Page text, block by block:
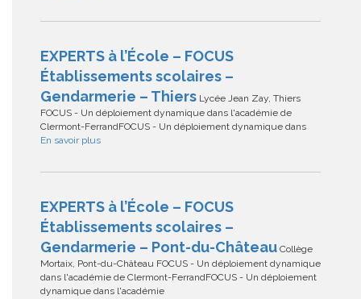
EXPERTS à l’École – FOCUS
Établissements scolaires –
Gendarmerie – Thiers Lycée Jean Zay, Thiers
FOCUS - Un déploiement dynamique dans l'académie de
Clermont-FerrandFOCUS - Un déploiement dynamique dans
En savoir plus
EXPERTS à l’École – FOCUS
Établissements scolaires –
Gendarmerie – Pont-du-Château Collège
Mortaix, Pont-du-Château FOCUS - Un déploiement dynamique
dans l'académie de Clermont-FerrandFOCUS - Un déploiement
dynamique dans l'académie